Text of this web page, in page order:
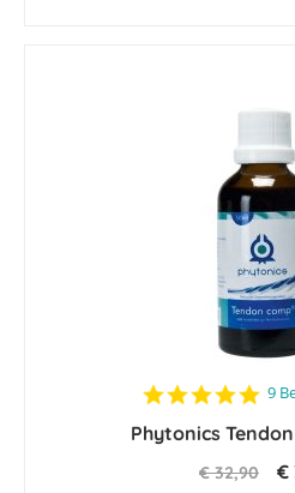
4.9
9
Phytonics
€ 32,90 €